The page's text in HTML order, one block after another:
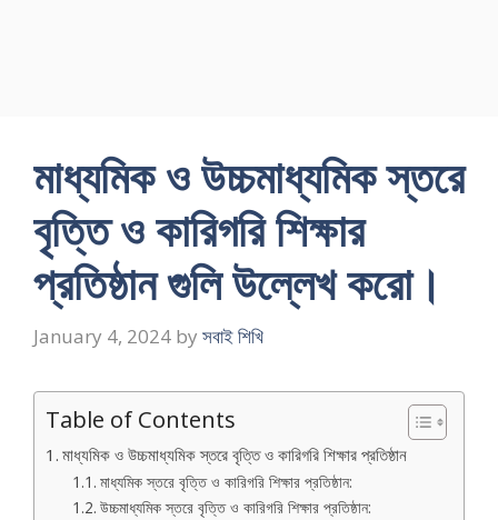
মাধ্যমিক ও উচ্চমাধ্যমিক স্তরে
বৃত্তি ও কারিগরি শিক্ষার
প্রতিষ্ঠান গুলি উল্লেখ করো।
January 4, 2024 by সবাই শিখি
Table of Contents
মাধ্যমিক ও উচ্চমাধ্যমিক স্তরে বৃত্তি ও কারিগরি শিক্ষার প্রতিষ্ঠান
মাধ্যমিক স্তরে বৃত্তি ও কারিগরি শিক্ষার প্রতিষ্ঠান:
উচ্চমাধ্যমিক স্তরে বৃত্তি ও কারিগরি শিক্ষার প্রতিষ্ঠান: